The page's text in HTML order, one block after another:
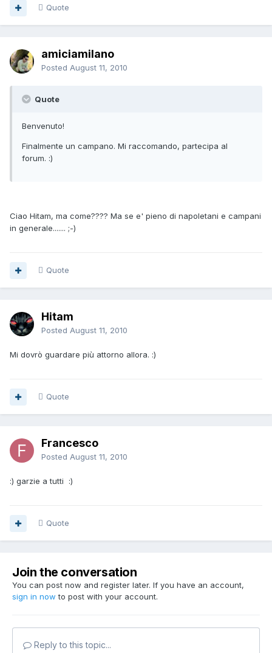
Quote
amiciamilano
Posted August 11, 2010
Quote
Benvenuto!
Finalmente un campano. Mi raccomando, partecipa al
forum. :)
Ciao Hitam, ma come???? Ma se e' pieno di napoletani e campani
in generale....... ;-)
Quote
Hitam
Posted August 11, 2010
Mi dovrò guardare più attorno allora. :)
Quote
Francesco
Posted August 11, 2010
:) garzie a tutti :)
Quote
Join the conversation
You can post now and register later. If you have an account,
sign in now to post with your account.
Reply to this topic...